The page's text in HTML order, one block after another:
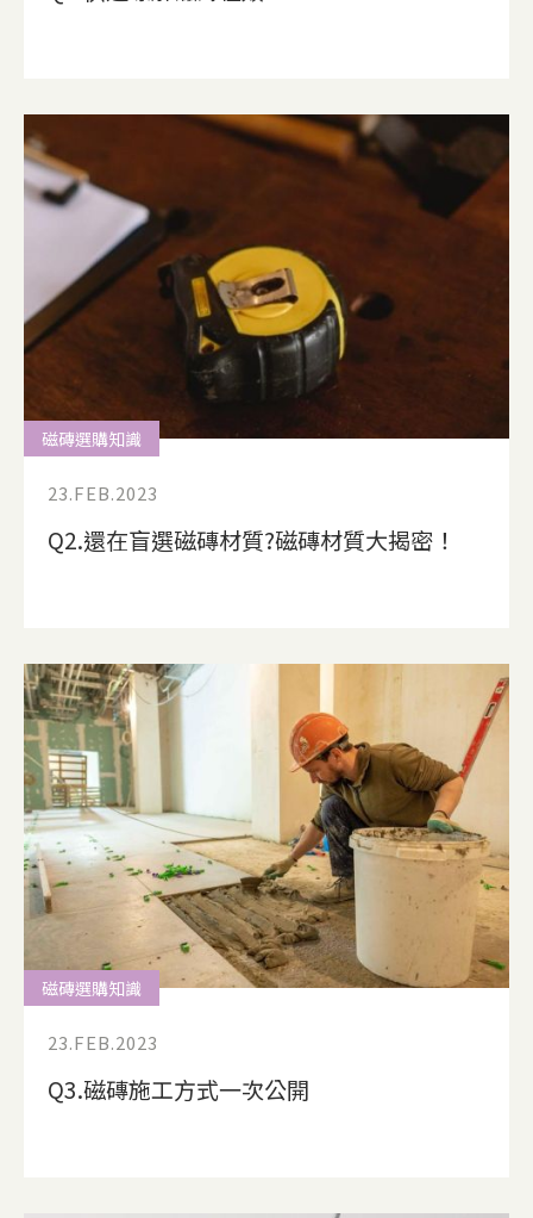
磁磚選購知識
23.FEB.2023
Q2.還在盲選磁磚材質?磁磚材質大揭密！
磁磚選購知識
23.FEB.2023
Q3.磁磚施工方式一次公開